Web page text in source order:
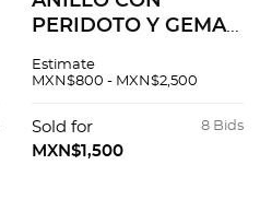
PERIDOTO Y GEMAS
MULTICOLORES EN
Peso: 3.1 g.
Estimate
MXN$800 - MXN$2,500
8 Bids
Sold for
MXN$1,500